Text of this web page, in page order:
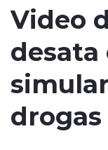
Video
drogas